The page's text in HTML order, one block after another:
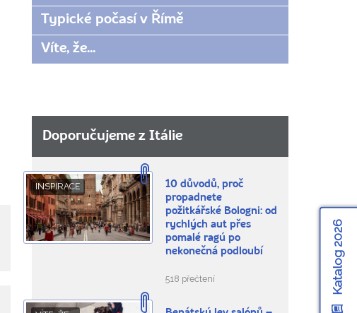
Typické počasí v Římě
Víte, že...
Doporučujeme z Itálie
INSPIRACE
10 důvodů, proč
propadnete
požitkářské Bologni: od
rychlých aut přes
pomalé ragú po
nekonečná podloubí
518 přečtení Katalog 2026